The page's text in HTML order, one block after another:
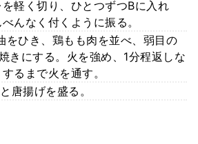
軽く切り、ひとつずつBに入れ
んなく付くように振る。
ひき、鶏もも肉を並べ、弱目の
きにする。火を強め、1分程返しな
るまで火を通す。
唐揚げを盛る。